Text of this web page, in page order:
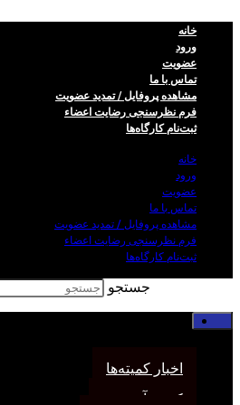
خانه
ورود
عضویت
تماس با ما
مشاهده پروفایل / تمدید عضویت
فرم نظر‌سنجی رضایت اعضاء
ثبت‌نام کارگاه‌ها
خانه
ورود
عضویت
تماس با ما
مشاهده پروفایل / تمدید عضویت
فرم نظر‌سنجی رضایت اعضاء
ثبت‌نام کارگاه‌ها
جستجو
اخبار کمیته‌ها
کمیته آموزش